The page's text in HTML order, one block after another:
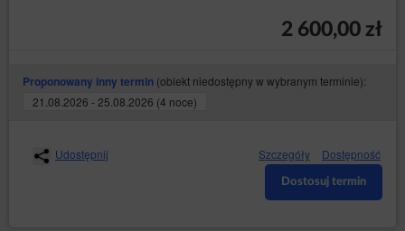
2 600,00 zł
Proponowany inny termin (obiekt niedostępny w wybranym terminie):
21.08.2026 - 25.08.2026 (4 noce)
Udostępnij Szczegóły Dostępność
Dostosuj termin